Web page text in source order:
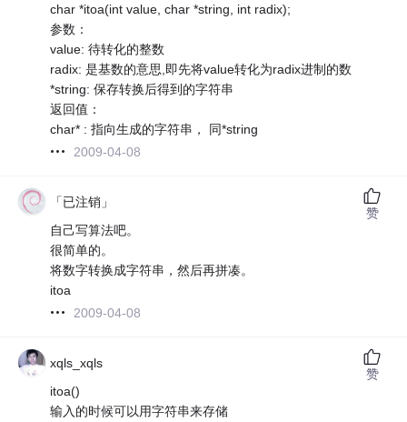
char *itoa(int value, char *string, int radix);
参数：
value: 待转化的整数
radix: 是基数的意思,即先将value转化为radix进制的数
*string: 保存转换后得到的字符串
返回值：
char* : 指向生成的字符串， 同*string
2009-04-08
「已注销」
自己写算法吧。
很简单的。
将数字转换成字符串，然后再拼凑。
itoa
2009-04-08
赞
xqls_xqls
itoa()
输入的时候可以用字符串来存储
赞